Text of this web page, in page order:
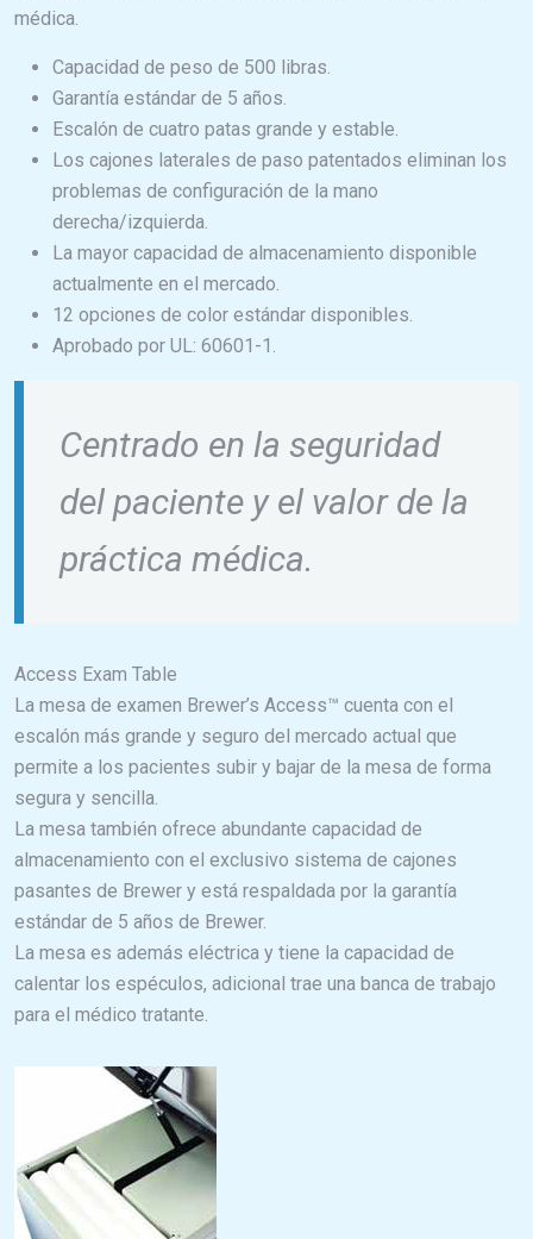
médica.
Capacidad de peso de 500 libras.
Garantía estándar de 5 años.
Escalón de cuatro patas grande y estable.
Los cajones laterales de paso patentados eliminan los
problemas de configuración de la mano
derecha/izquierda.
La mayor capacidad de almacenamiento disponible
actualmente en el mercado.
12 opciones de color estándar disponibles.
Aprobado por UL: 60601-1.
Centrado en la seguridad
del paciente y el valor de la
práctica médica.
Access Exam Table
La mesa de examen Brewer’s Access™ cuenta con el
escalón más grande y seguro del mercado actual que
permite a los pacientes subir y bajar de la mesa de forma
segura y sencilla.
La mesa también ofrece abundante capacidad de
almacenamiento con el exclusivo sistema de cajones
pasantes de Brewer y está respaldada por la garantía
estándar de 5 años de Brewer.
La mesa es además eléctrica y tiene la capacidad de
calentar los espéculos, adicional trae una banca de trabajo
para el médico tratante.